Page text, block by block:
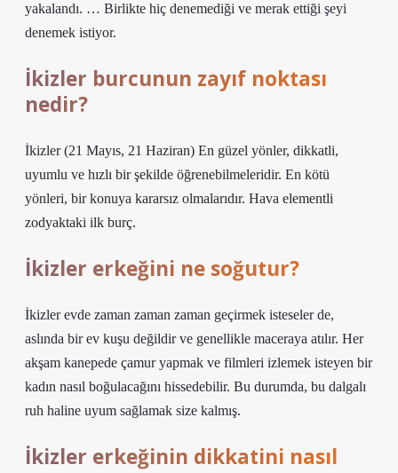
yakalandı. … Birlikte hiç denemediği ve merak ettiği şeyi
denemek istiyor.
İkizler burcunun zayıf noktası
nedir?
İkizler (21 Mayıs, 21 Haziran) En güzel yönler, dikkatli,
uyumlu ve hızlı bir şekilde öğrenebilmeleridir. En kötü
yönleri, bir konuya kararsız olmalarıdır. Hava elementli
zodyaktaki ilk burç.
İkizler erkeğini ne soğutur?
İkizler evde zaman zaman zaman geçirmek isteseler de,
aslında bir ev kuşu değildir ve genellikle maceraya atılır. Her
akşam kanepede çamur yapmak ve filmleri izlemek isteyen bir
kadın nasıl boğulacağını hissedebilir. Bu durumda, bu dalgalı
ruh haline uyum sağlamak size kalmış.
İkizler erkeğinin dikkatini nasıl